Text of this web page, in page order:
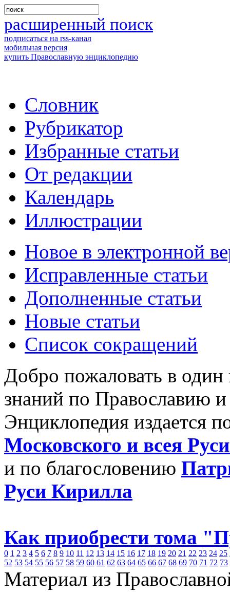
расширенный поиск
подписаться на rss-канал
мобильная версия
купить Православную энциклопедию
Словник
Рубрикатор
Избранные статьи
От редакции
Календарь
Иллюстрации
Новое в электронной
Исправленные статьи
Дополненные статьи
Новые статьи
Список сокращений
Добро пожаловать в
знаний по Православию
Энциклопедия издается
Московского и всея
и по благословению
Руси Кирилла
Как приобрести тома
0 1 2 3 4 5 6 7 8 9 10 11 12 13 14 15 16 17 18 19 20 21 22 23 24 25
52 53 54 55 56 57 58 59 60 61 62 63 64 65 66 67 68 69 70 71 72 73
Материал из